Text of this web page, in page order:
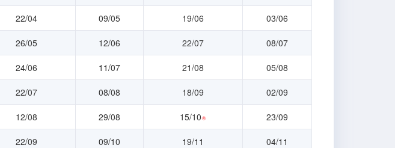
22/04 09/05 19/06 03/06
26/05 12/06 22/07 08/07
24/06 11/07 21/08 05/08
22/07 08/08 18/09 02/09
12/08 29/08 15/10※ 23/09
22/09 09/10 19/11 04/11